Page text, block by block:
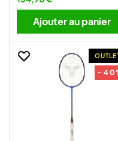
Ajouter au panier
-